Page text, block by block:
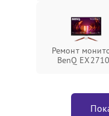
Ремонт
BenQ